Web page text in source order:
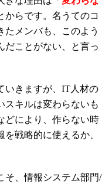
からです。名うてのコ
たメンバも、このよう
だことがない、と言っ
いきますが、IT人材の
スキルは変わらないも
どにより、作らない時
戦略的に使えるか、
、情報システム部門/